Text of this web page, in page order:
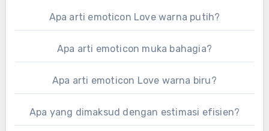
Apa arti emoticon Love warna putih?
Apa arti emoticon muka bahagia?
Apa arti emoticon Love warna biru?
Apa yang dimaksud dengan estimasi efisien?